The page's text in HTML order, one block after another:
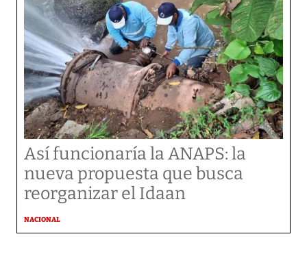
Así funcionaría la ANAPS: la
nueva propuesta que busca
reorganizar el Idaan
NACIONAL